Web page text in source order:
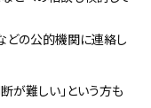
どの公的機関に連絡し
が難しい」という方も